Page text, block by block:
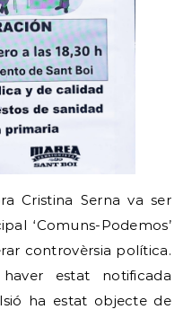
Cristina Serna va ser
‘Comuns-Podemos’
controvèrsia política.
estat notificada
ha estat objecte de